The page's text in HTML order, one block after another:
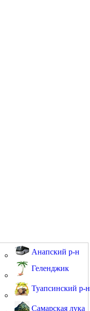
Анапский р-н
Геленджик
Туапсинский р-н
Самарская лука